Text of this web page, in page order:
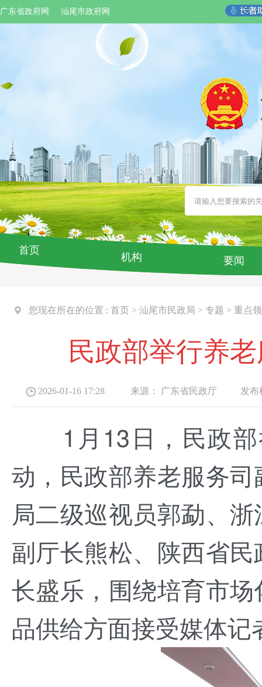
广东省政府网 汕尾市政府网
首页
机构 要闻
您现在所在的位置 : 首页 > 汕尾市民政局 > 专题 > 重点
民政部举行养
2026-01-16 17:28 来源： 广东省民政厅 发布
1月13日， 民政
动 ， 民政部养老服务
局二级巡视员郭勐、
副厅长熊松、陕西省
长盛乐， 围绕培育市
品供给方面接受媒体记